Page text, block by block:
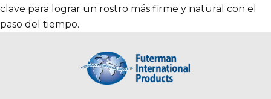
clave para lograr un rostro más firme y natural con el
paso del tiempo.